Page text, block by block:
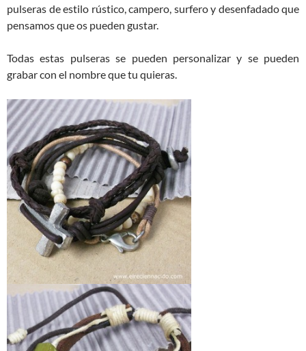
pulseras de estilo rústico, campero, surfero y desenfadado que
pensamos que os pueden gustar.
Todas estas pulseras se pueden personalizar y se pueden
grabar con el nombre que tu quieras.